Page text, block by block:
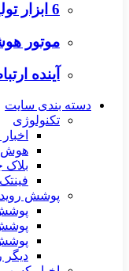
6 ابزار تولید محتوا در سنجور که هر نویسنده به آن‌ها نیاز دارد
موتور
آینده
دسته بندی سایت
تکنولوژی
هوش
بلاک
فینتک
پوشش
پوشش
دیگر